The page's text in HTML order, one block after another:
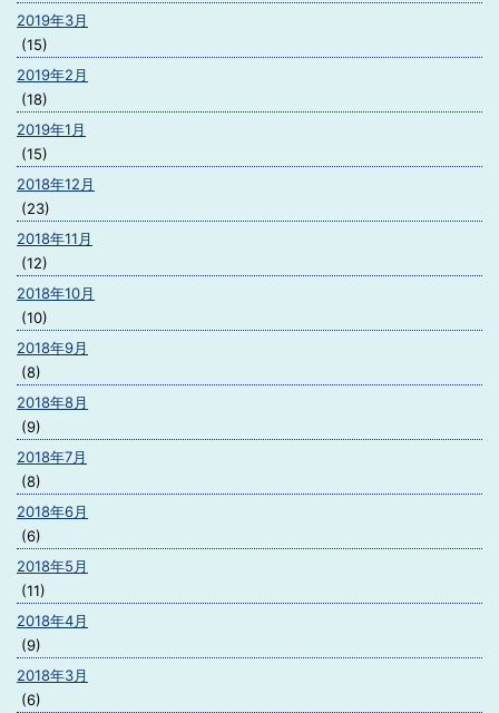
2019年3月
(15)
2019年2月
(18)
2019年1月
(15)
2018年12月
(23)
2018年11月
(12)
2018年10月
(10)
2018年9月
(8)
2018年8月
(9)
2018年7月
(8)
2018年6月
(6)
2018年5月
(11)
2018年4月
(9)
2018年3月
(6)